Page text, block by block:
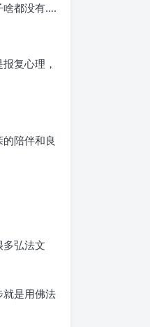
啥都没有….
复心理，
陪伴和良
弘法文
就是用佛法